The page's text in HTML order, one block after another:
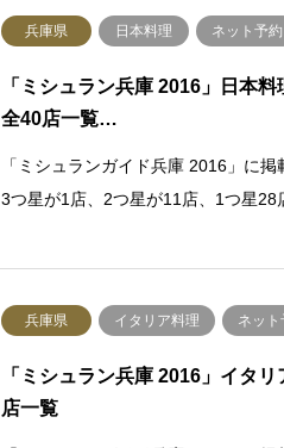
兵庫県 日本料理 ネット予約
「ミシュラン兵庫 2016」日本
全40店一覧…
「ミシュランガイド兵庫 2016」に
3つ星が1店、2つ星が11店、1つ星28
兵庫県 イタリア料理 ネット
「ミシュラン兵庫 2016」イタ
店一覧